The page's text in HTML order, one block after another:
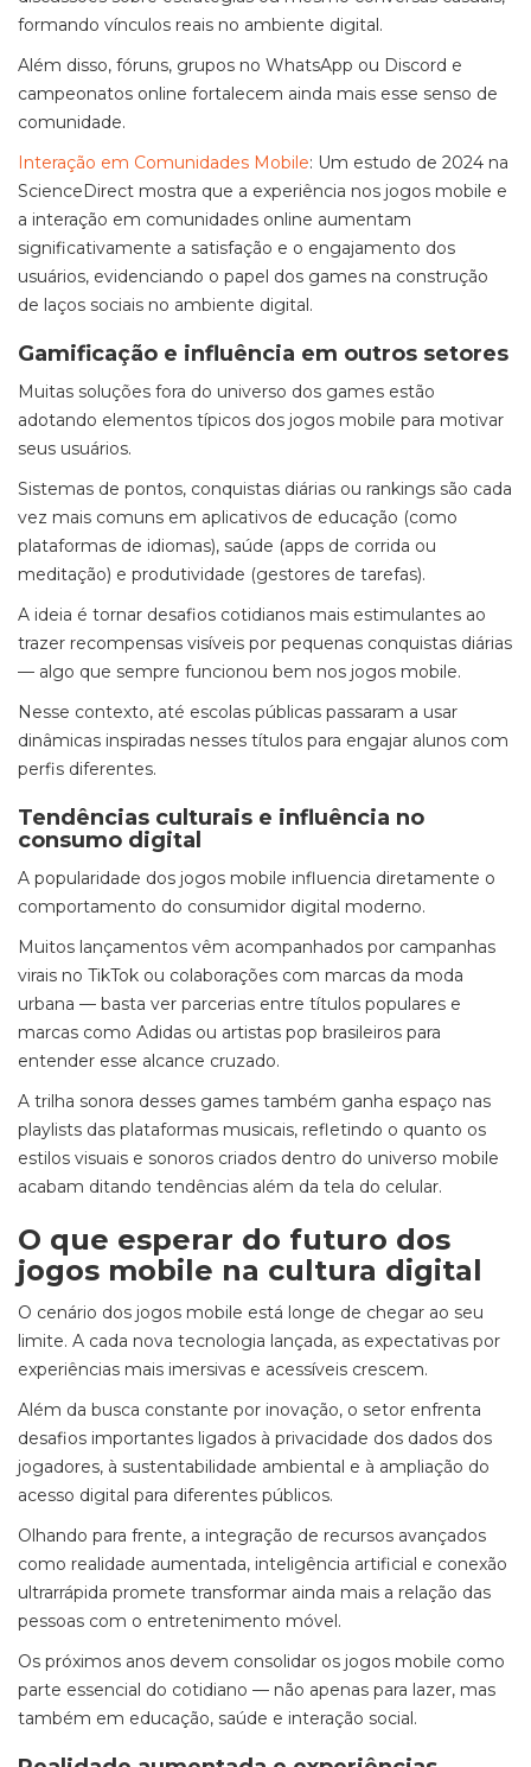
formando vínculos reais no ambiente digital.
Além disso, fóruns, grupos no WhatsApp ou Discord e
campeonatos online fortalecem ainda mais esse senso de
comunidade.
Interação em Comunidades Mobile: Um estudo de 2024 na
ScienceDirect mostra que a experiência nos jogos mobile e
a interação em comunidades online aumentam
significativamente a satisfação e o engajamento dos
usuários, evidenciando o papel dos games na construção
de laços sociais no ambiente digital.
Gamificação e influência em outros setores
Muitas soluções fora do universo dos games estão
adotando elementos típicos dos jogos mobile para motivar
seus usuários.
Sistemas de pontos, conquistas diárias ou rankings são cada
vez mais comuns em aplicativos de educação (como
plataformas de idiomas), saúde (apps de corrida ou
meditação) e produtividade (gestores de tarefas).
A ideia é tornar desafios cotidianos mais estimulantes ao
trazer recompensas visíveis por pequenas conquistas diárias
— algo que sempre funcionou bem nos jogos mobile.
Nesse contexto, até escolas públicas passaram a usar
dinâmicas inspiradas nesses títulos para engajar alunos com
perfis diferentes.
Tendências culturais e influência no
consumo digital
A popularidade dos jogos mobile influencia diretamente o
comportamento do consumidor digital moderno.
Muitos lançamentos vêm acompanhados por campanhas
virais no TikTok ou colaborações com marcas da moda
urbana — basta ver parcerias entre títulos populares e
marcas como Adidas ou artistas pop brasileiros para
entender esse alcance cruzado.
A trilha sonora desses games também ganha espaço nas
playlists das plataformas musicais, refletindo o quanto os
estilos visuais e sonoros criados dentro do universo mobile
acabam ditando tendências além da tela do celular.
O que esperar do futuro dos
jogos mobile na cultura digital
O cenário dos jogos mobile está longe de chegar ao seu
limite. A cada nova tecnologia lançada, as expectativas por
experiências mais imersivas e acessíveis crescem.
Além da busca constante por inovação, o setor enfrenta
desafios importantes ligados à privacidade dos dados dos
jogadores, à sustentabilidade ambiental e à ampliação do
acesso digital para diferentes públicos.
Olhando para frente, a integração de recursos avançados
como realidade aumentada, inteligência artificial e conexão
ultrarrápida promete transformar ainda mais a relação das
pessoas com o entretenimento móvel.
Os próximos anos devem consolidar os jogos mobile como
parte essencial do cotidiano — não apenas para lazer, mas
também em educação, saúde e interação social.